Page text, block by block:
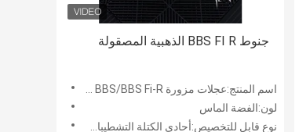
جنوط BBS FI R الذهبية المصقولة
اسم المنتج:عجلات مزورة BBS/BBS Fi-R ذهبي
لون:الفضة الماس
نوع قابل للتخصيص:أحادي الكتلة التشطيبات المخصصة